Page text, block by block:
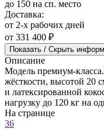
до 150 на сп. место
Доставка:
от 2-х рабочих дней
от 331 400 ₽
Показать / Скрыть
Описание
Модель премиум-
жёсткости, высотой 20
и латексированной
нагрузку до 120 кг на
На странице
36